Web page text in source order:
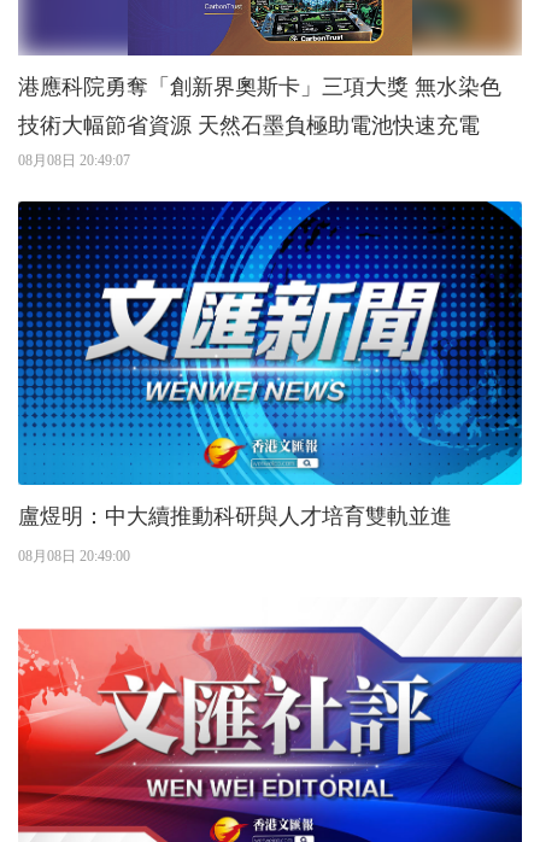
港應科院勇奪「創新界奧斯卡」三項大獎 無水染色
技術大幅節省資源 天然石墨負極助電池快速充電
08月08日 20:49:07
盧煜明：中大續推動科研與人才培育雙軌並進
08月08日 20:49:00